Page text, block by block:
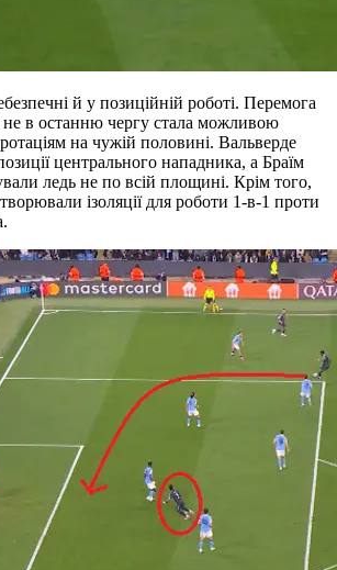
й у позиційній роботі. Перемога
не в останню чергу стала можливою
на чужій половині. Вальверде
центрального нападника, а Браїм
ледь не по всій площині. Крім того,
ізоляції для роботи 1-в-1 проти